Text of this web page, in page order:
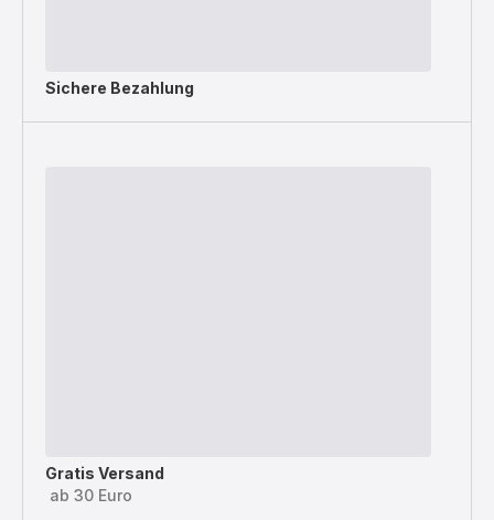
Sichere Bezahlung
Gratis Versand
ab 30 Euro